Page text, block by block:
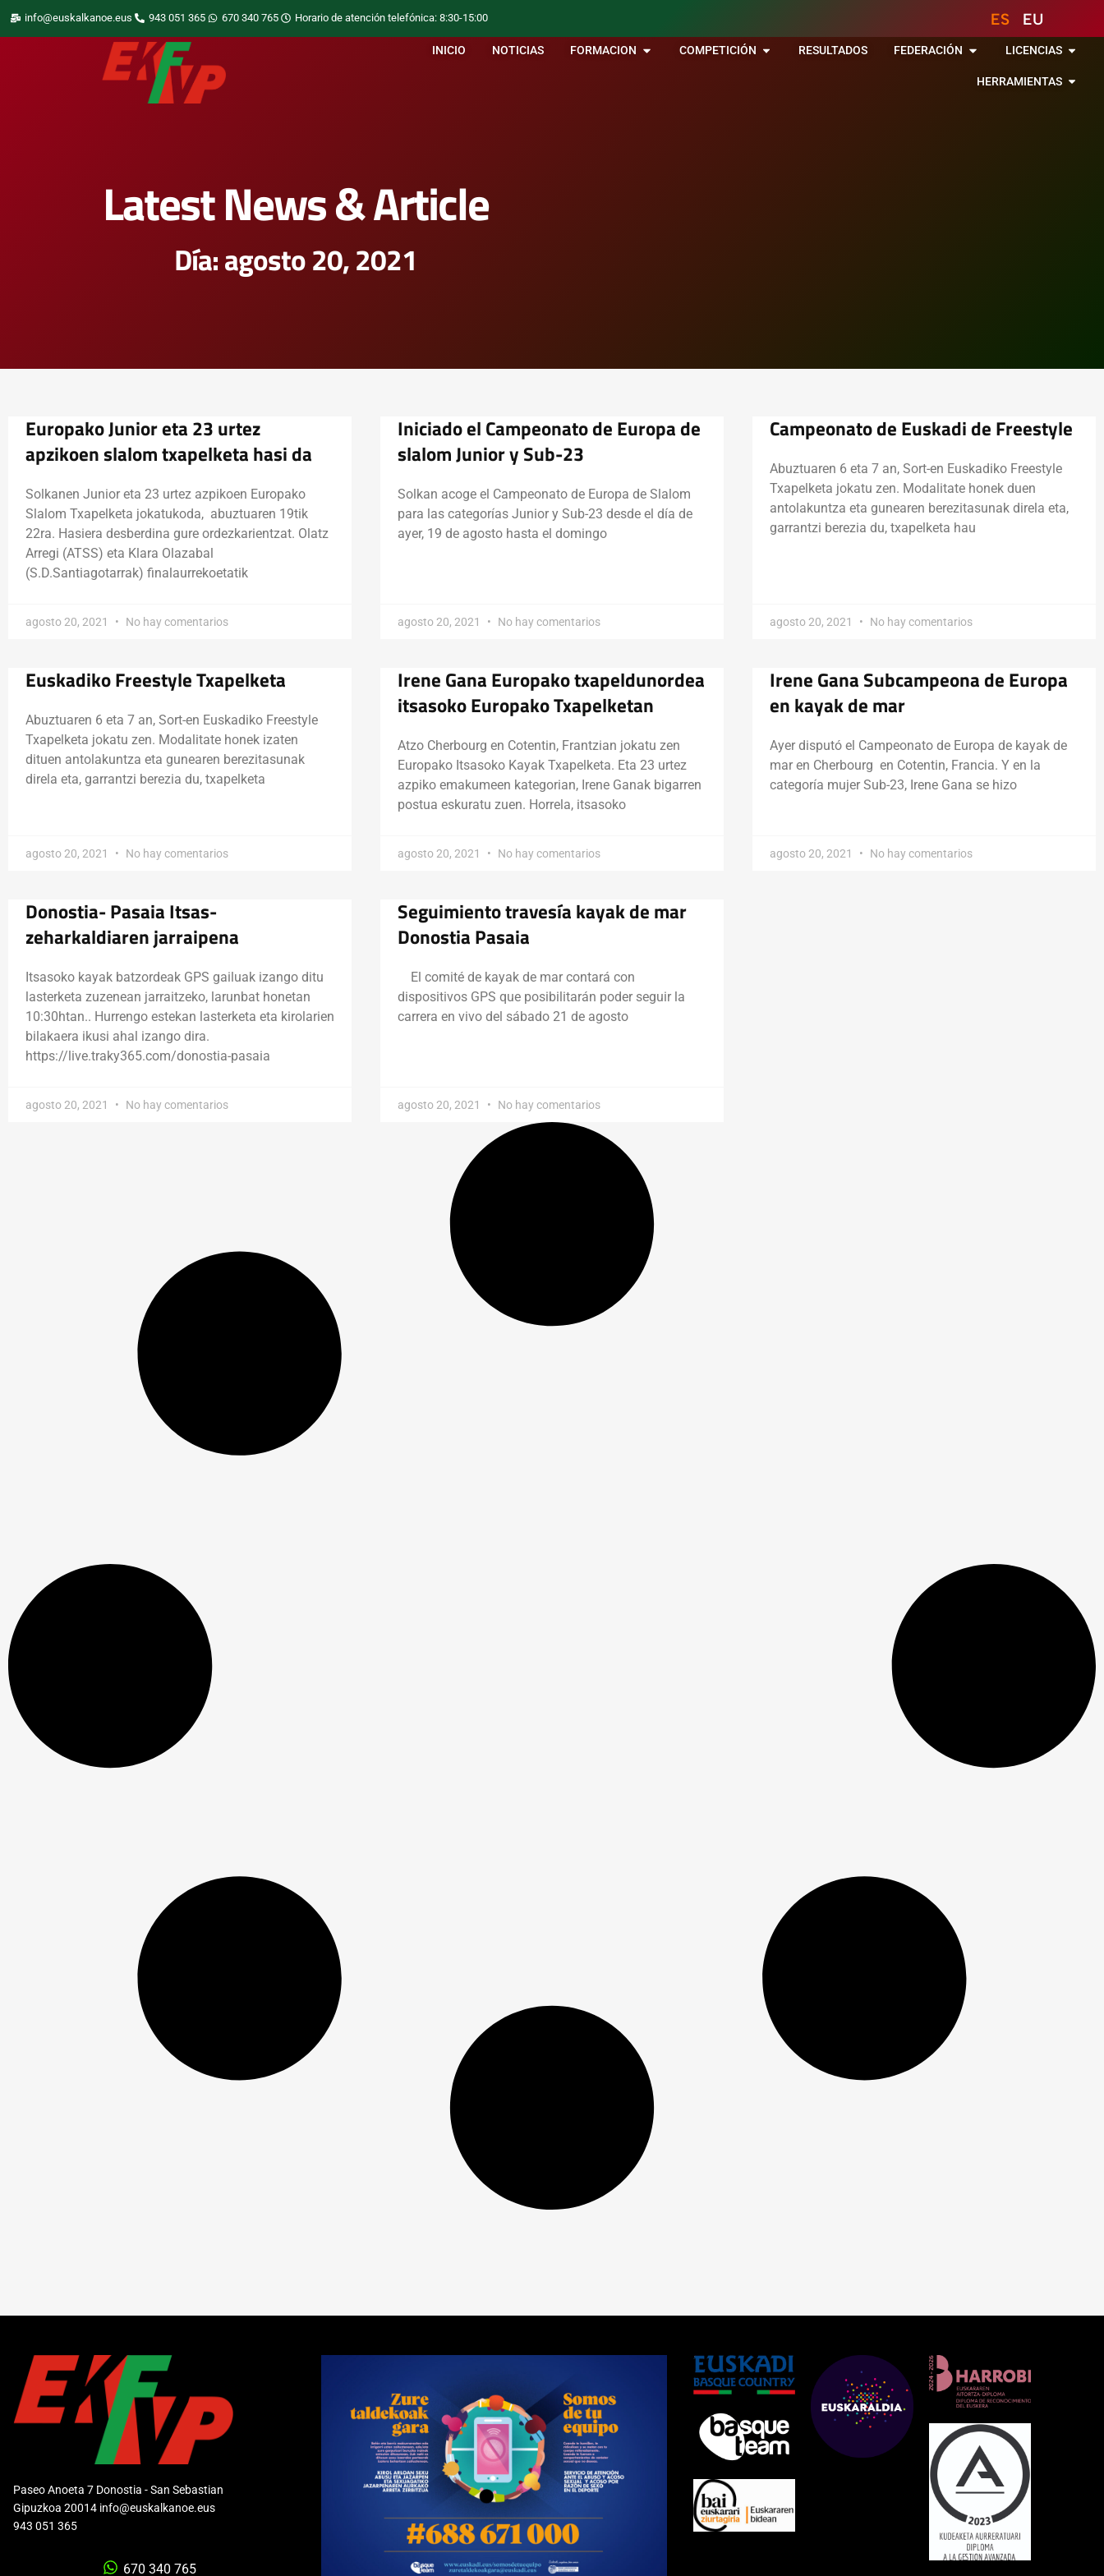
info@euskalkanoe.eus 943 051 365 670 340 765 Horario de atención telefónica: 8:30-15:00 ES EU
INICIO NOTICIAS FORMACION COMPETICIÓN RESULTADOS FEDERACIÓN LICENCIAS
HERRAMIENTAS
Latest News & Article
Día: agosto 20, 2021
Europako Junior eta 23 urtez
apzikoen slalom txapelketa hasi da
Solkanen Junior eta 23 urtez azpikoen Europako
Slalom Txapelketa jokatukoda, abuztuaren 19tik
22ra. Hasiera desberdina gure ordezkarientzat. Olatz
Arregi (ATSS) eta Klara Olazabal
(S.D.Santiagotarrak) finalaurrekoetatik
agosto 20, 2021 No hay comentarios
Iniciado el Campeonato de Europa de
slalom Junior y Sub-23
Solkan acoge el Campeonato de Europa de Slalom
para las categorías Junior y Sub-23 desde el día de
ayer, 19 de agosto hasta el domingo
agosto 20, 2021 No hay comentarios
Campeonato de Euskadi de Freestyle
Abuztuaren 6 eta 7 an, Sort-en Euskadiko Freestyle
Txapelketa jokatu zen. Modalitate honek duen
antolakuntza eta gunearen berezitasunak direla eta,
garrantzi berezia du, txapelketa hau
agosto 20, 2021 No hay comentarios
Euskadiko Freestyle Txapelketa
Abuztuaren 6 eta 7 an, Sort-en Euskadiko Freestyle
Txapelketa jokatu zen. Modalitate honek izaten
dituen antolakuntza eta gunearen berezitasunak
direla eta, garrantzi berezia du, txapelketa
agosto 20, 2021 No hay comentarios
Irene Gana Europako txapeldunordea
itsasoko Europako Txapelketan
Atzo Cherbourg en Cotentin, Frantzian jokatu zen
Europako Itsasoko Kayak Txapelketa. Eta 23 urtez
azpiko emakumeen kategorian, Irene Ganak bigarren
postua eskuratu zuen. Horrela, itsasoko
agosto 20, 2021 No hay comentarios
Irene Gana Subcampeona de Europa
en kayak de mar
Ayer disputó el Campeonato de Europa de kayak de
mar en Cherbourg en Cotentin, Francia. Y en la
categoría mujer Sub-23, Irene Gana se hizo
agosto 20, 2021 No hay comentarios
Donostia- Pasaia Itsas-
zeharkaldiaren jarraipena
Itsasoko kayak batzordeak GPS gailuak izango ditu
lasterketa zuzenean jarraitzeko, larunbat honetan
10:30htan.. Hurrengo estekan lasterketa eta kirolarien
bilakaera ikusi ahal izango dira.
https://live.traky365.com/donostia-pasaia
agosto 20, 2021 No hay comentarios
Seguimiento travesía kayak de mar
Donostia Pasaia
El comité de kayak de mar contará con
dispositivos GPS que posibilitarán poder seguir la
carrera en vivo del sábado 21 de agosto
agosto 20, 2021 No hay comentarios
Paseo Anoeta 7 Donostia - San Sebastian
Gipuzkoa 20014 info@euskalkanoe.eus
943 051 365
670 340 765